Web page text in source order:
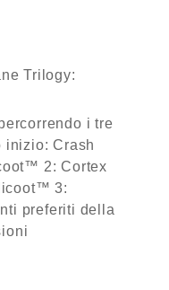
Trilogy:
i tre
inizio: Crash
2: Cortex
3:
preferiti della